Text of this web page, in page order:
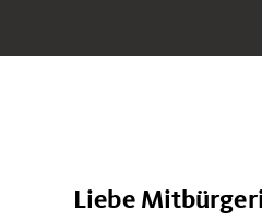
Liebe